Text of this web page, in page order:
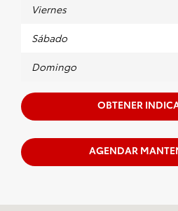
Viernes
Sábado
Domingo
OBTENER
AGENDAR